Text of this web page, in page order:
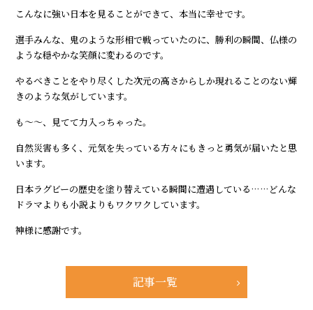
こんなに強い日本を見ることができて、本当に幸せです。
選手みんな、鬼のような形相で戦っていたのに、勝利の瞬間、仏様の
ような穏やかな笑顔に変わるのです。
やるべきことをやり尽くした次元の高さからしか現れることのない輝
きのような気がしています。
も～～、見てて力入っちゃった。
自然災害も多く、元気を失っている方々にもきっと勇気が届いたと思
います。
日本ラグビーの歴史を塗り替えている瞬間に遭遇している……どんな
ドラマよりも小説よりもワクワクしています。
神様に感謝です。
記事一覧